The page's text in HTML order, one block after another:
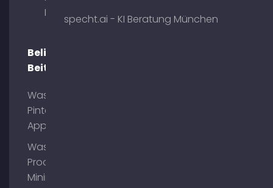
München
Beliebte
Beiträge
Was ist
Pinterest
App?
Was ist
Process
Mining?
specht.ai - KI Beratung München